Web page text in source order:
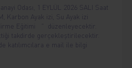
Odası, 1 EYLÜL 2026 SALI Saat
Karbon Ayak izi, Su Ayak izi
Eğitimi " düzenleyecektir.
takdirde gerçekleştirilecektir.
katılımcılara e mail ile bilgi